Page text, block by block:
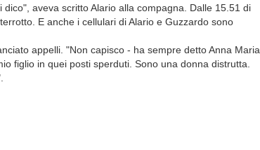
aveva scritto Alario alla compagna. Dalle 15.51 di
E anche i cellulari di Alario e Guzzardo sono
appelli. "Non capisco - ha sempre detto Anna Maria
figlio in quei posti sperduti. Sono una donna distrutta.